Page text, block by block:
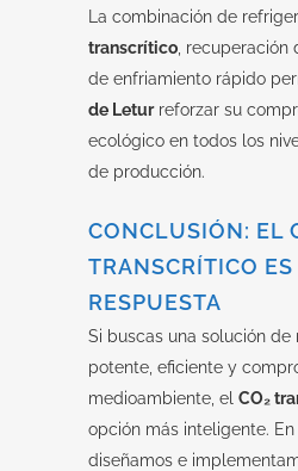
La combinación de
transcrítico ,
de enfriamiento rápido
de Leturreforzar su
ecológico en todos los
de producción.
CONCLUSIÓN: EL
TRANSCRÍTICO
RESPUESTA
Si buscas una solución de
potente, eficiente y
medioambiente, el CO₂
opción más inteligente. En
diseñamos e